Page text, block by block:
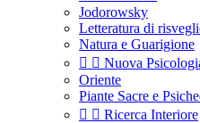
Jodorowsky
Letteratura di
Natura e Guarigione
  Nuova
Oriente
Piante Sacre e
  Ricerca Interiore